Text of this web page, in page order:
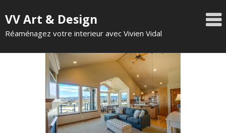
VV Art & Design
Réaménagez votre interieur avec Vivien Vidal